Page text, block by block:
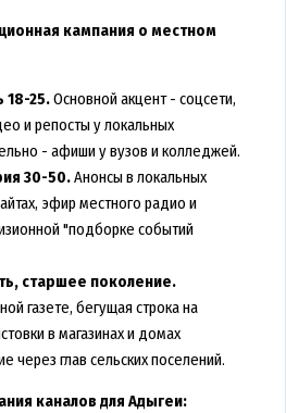
кампания о местном
18-25.Основной акцент - соцсети,
и репосты у локальных
- афиши у вузов и колледжей.
30-50.Анонсы в локальных
эфир местного радио и
"подборке событий
старшее поколение.
газете, бегущая строка на
в магазинах и домах
через глав сельских поселений.
каналов для Адыгеи: